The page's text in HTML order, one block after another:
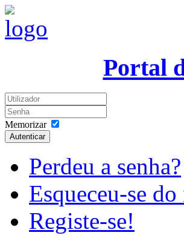
Portal
Memorizar
Autenticar
Perdeu a senha?
Esqueceu-se
Registe-se!